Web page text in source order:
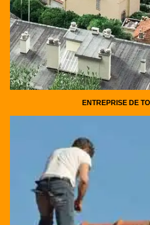
ENTREPRISE DE